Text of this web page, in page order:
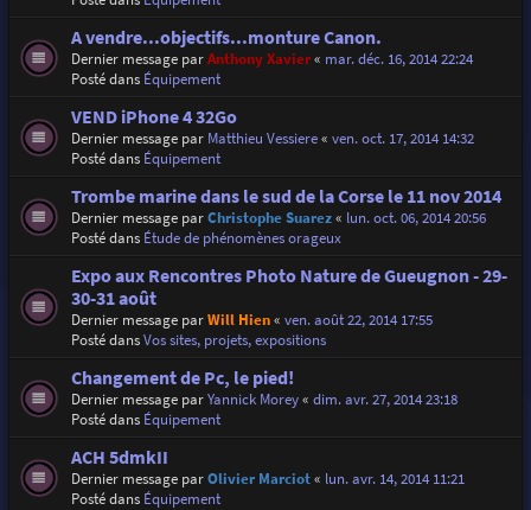
A vendre...objectifs...monture Canon.
Dernier message parAnthony Xavier« mar. déc. 16, 2014 22:24
Posté dans Équipement
VEND iPhone 4 32Go
Dernier message par Matthieu Vessiere« ven. oct. 17, 2014 14:32
Posté dans Équipement
Trombe marine dans le sud de la Corse le 11 nov 2014
Dernier message parChristophe Suarez« lun. oct. 06, 2014 20:56
Posté dans Étude de phénomènes orageux
Expo aux Rencontres Photo Nature de Gueugnon - 29-
30-31 août
Dernier message parWill Hien« ven. août 22, 2014 17:55
Posté dansVos sites, projets, expositions
Changement de Pc, le pied!
Dernier message parYannick Morey« dim. avr. 27, 2014 23:18
Posté dans Équipement
ACH 5dmkII
Dernier message parOlivier Marciot« lun. avr. 14, 2014 11:21
Posté dans Équipement